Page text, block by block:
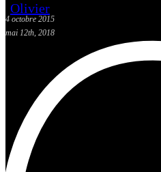
Olivier
4 octobre 2015
mai 12th, 2018